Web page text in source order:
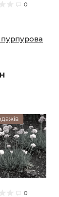
0
0